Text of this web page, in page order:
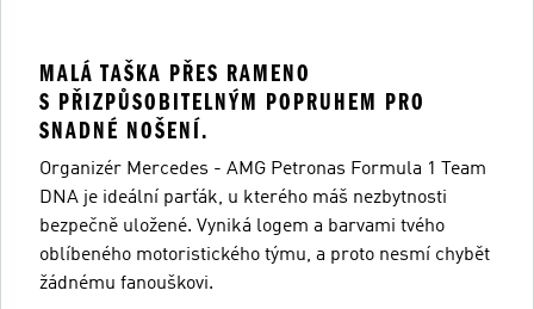
MALÁ TAŠKA PŘES RAMENO
S PŘIZPŮSOBITELNÝM POPRUHEM PRO
SNADNÉ NOŠENÍ.
Organizér Mercedes - AMG Petronas Formula 1 Team
DNA je ideální parťák, u kterého máš nezbytnosti
bezpečně uložené. Vyniká logem a barvami tvého
oblíbeného motoristického týmu, a proto nesmí chybět
žádnému fanouškovi.